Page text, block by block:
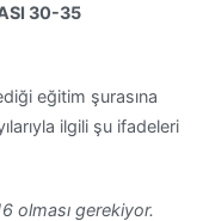
30-35
eğitim şurasına
ilgili şu ifadeleri
olması gerekiyor.